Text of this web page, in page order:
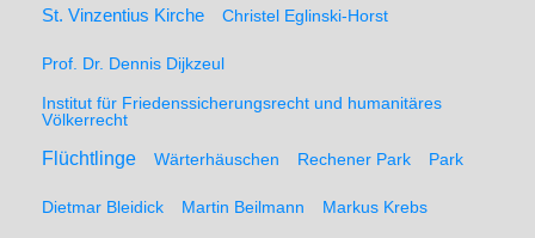
St. Vinzentius Kirche Christel Eglinski-Horst
Prof. Dr. Dennis Dijkzeul
Institut für Friedenssicherungsrecht und humanitäres
Völkerrecht
Flüchtlinge Wärterhäuschen Rechener Park Park
Dietmar Bleidick Martin Beilmann Markus Krebs